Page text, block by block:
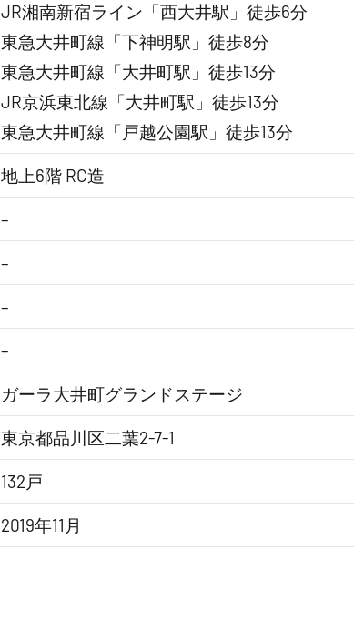
JR湘南新宿ライン「西大井駅」徒歩6分
東急大井町線「下神明駅」徒歩8分
東急大井町線「大井町駅」徒歩13分
JR京浜東北線「大井町駅」徒歩13分
東急大井町線「戸越公園駅」徒歩13分
地上6階 RC造
–
–
–
–
ガーラ大井町グランドステージ
東京都品川区二葉2-7-1
132戸
2019年11月